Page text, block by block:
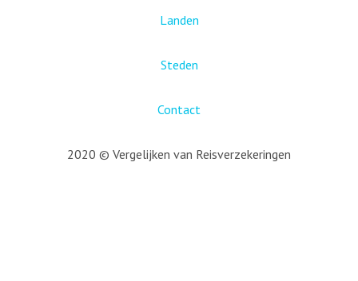
Landen
Steden
Contact
2020 © Vergelijken van Reisverzekeringen